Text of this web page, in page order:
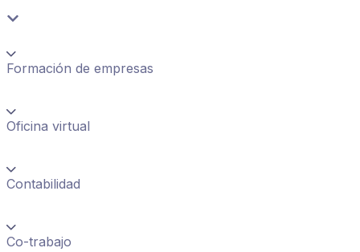
Formación de empresas
Oficina virtual
Contabilidad
Co-trabajo